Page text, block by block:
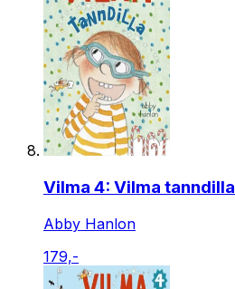
Vilma 4: Vilma tanndilla
Abby Hanlon
179,-